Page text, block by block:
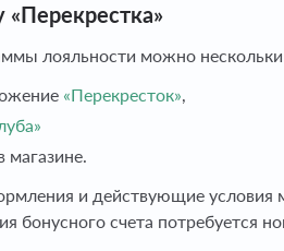
лояльности можно
«Перекресток»,
магазине.
и действующие условия
бонусного счета потребуется